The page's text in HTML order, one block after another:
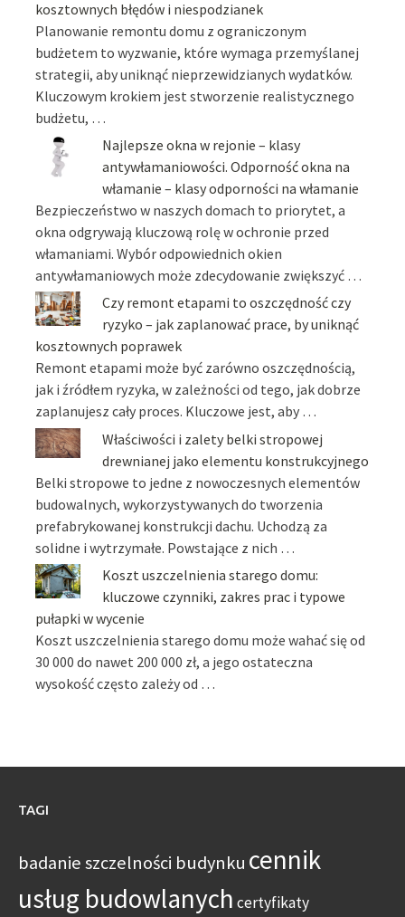
kosztownych błędów i niespodzianek
Planowanie remontu domu z ograniczonym
budżetem to wyzwanie, które wymaga przemyślanej
strategii, aby uniknąć nieprzewidzianych wydatków.
Kluczowym krokiem jest stworzenie realistycznego
budżetu, …
Najlepsze okna w rejonie – klasy
antywłamaniowości. Odporność okna na
włamanie – klasy odporności na włamanie
Bezpieczeństwo w naszych domach to priorytet, a
okna odgrywają kluczową rolę w ochronie przed
włamaniami. Wybór odpowiednich okien
antywłamaniowych może zdecydowanie zwiększyć …
Czy remont etapami to oszczędność czy
ryzyko – jak zaplanować prace, by uniknąć
kosztownych poprawek
Remont etapami może być zarówno oszczędnością,
jak i źródłem ryzyka, w zależności od tego, jak dobrze
zaplanujesz cały proces. Kluczowe jest, aby …
Właściwości i zalety belki stropowej
drewnianej jako elementu konstrukcyjnego
Belki stropowe to jedne z nowoczesnych elementów
budowalnych, wykorzystywanych do tworzenia
prefabrykowanej konstrukcji dachu. Uchodzą za
solidne i wytrzymałe. Powstające z nich …
Koszt uszczelnienia starego domu:
kluczowe czynniki, zakres prac i typowe
pułapki w wycenie
Koszt uszczelnienia starego domu może wahać się od
30 000 do nawet 200 000 zł, a jego ostateczna
wysokość często zależy od …
TAGI
badanie szczelności budynku cennik
usług budowlanych certyfikaty